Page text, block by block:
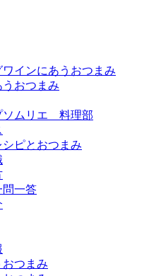
インにあうおつまみ
うおつまみ
ソムリエ 料理部
ピとおつまみ
問一答
つまみ